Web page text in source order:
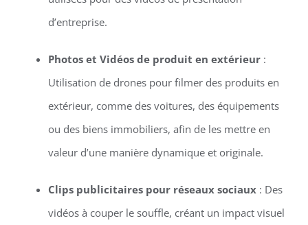
d’entreprise.
Photos et Vidéos de produit en extérieur:
Utilisation de drones pour filmer des produits en
extérieur, comme des voitures, des équipements
ou des biens immobiliers, afin de les mettre en
valeur d’une manière dynamique et originale.
Clips publicitaires pour réseaux sociaux: Des
vidéos à couper le souffle, créant un impact visuel